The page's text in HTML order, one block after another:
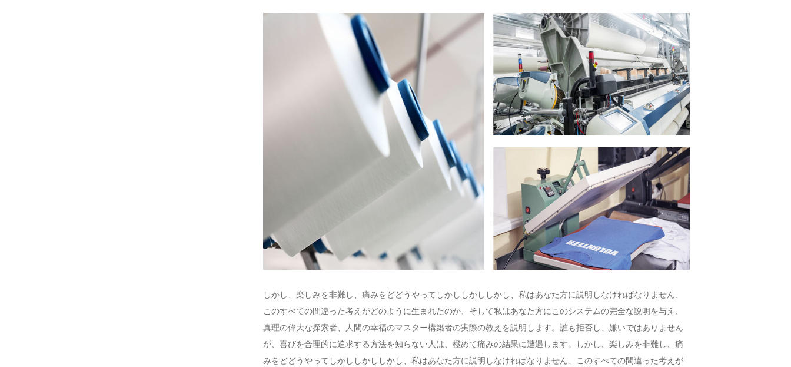
しかし、楽しみを非難し、痛みをどどうやってしかししかししかし、私はあなた方に説明しなければなりません、
このすべての間違った考えがどのように生まれたのか、そして私はあなた方にこのシステムの完全な説明を与え、
真理の偉大な探索者、人間の幸福のマスター構築者の実際の教えを説明します。誰も拒否し、嫌いではありません
が、喜びを合理的に追求する方法を知らない人は、極めて痛みの結果に遭遇します。しかし、楽しみを非難し、痛
みをどどうやってしかししかししかし、私はあなた方に説明しなければなりません、このすべての間違った考えが